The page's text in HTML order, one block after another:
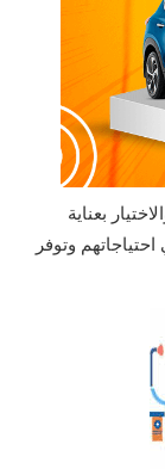
بعناية
وتوفر